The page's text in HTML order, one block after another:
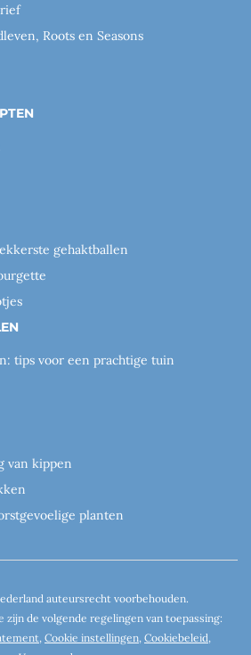
Roots en Seasons
gehaktballen
tips voor een prachtige tuin
van kippen
planten
auteursrecht voorbehouden.
zijn de volgende regelingen van toepassing:
Cookie instellingen Cookiebeleid